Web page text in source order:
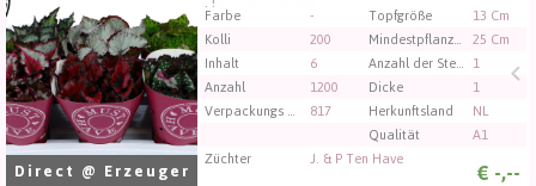
Direct @ Erzeuger
Have
Farbe - Topfgröße
13 Cm
Kolli
200 Mindestpflanzenhöhe
25 Cm
Inhalt
6 Anzahl der Stecklinge/Pflanzen pro Topf
1
Anzahl
1200 Dicke
1
817 Herkunftsland
NL
Qualität
A1
Züchter
J. & P Ten Have
€ -,--
Sie müssen angemeldet sein, um kaufen zu können.
Klicken Sie hier, um sich einzuloggen.